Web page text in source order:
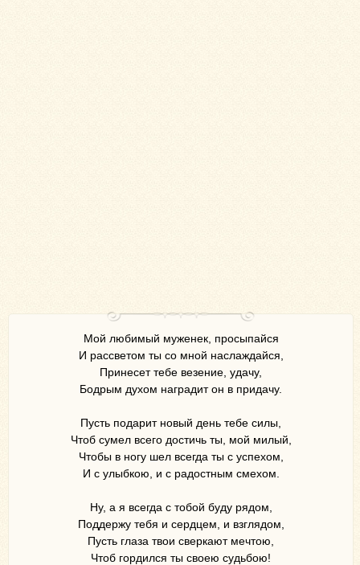
Мой любимый муженек, просыпайся
И рассветом ты со мной наслаждайся,
Принесет тебе везение, удачу,
Бодрым духом наградит он в придачу.
Пусть подарит новый день тебе силы,
Чтоб сумел всего достичь ты, мой милый,
Чтобы в ногу шел всегда ты с успехом,
И с улыбкою, и с радостным смехом.
Ну, а я всегда с тобой буду рядом,
Поддержу тебя и сердцем, и взглядом,
Пусть глаза твои сверкают мечтою,
Чтоб гордился ты своею судьбою!